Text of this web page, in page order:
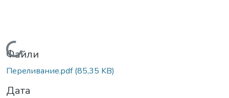
Вантажиться...
Файли
Переливание.pdf(85,35 KB)
Дата